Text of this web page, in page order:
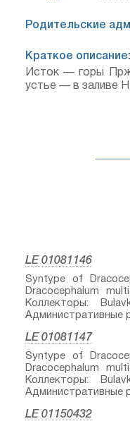
Родительские
Краткое описание:
Исток — горы
устье — в заливе
LE 01081146
Syntype of
Dracocephalum
Коллекторы:
Административные
LE 01081147
Syntype of
Dracocephalum
Коллекторы:
Административные
LE 01150432